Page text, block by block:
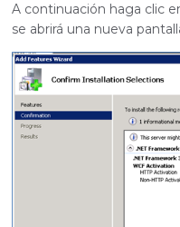
A continuación haga clic
se abrirá una nueva